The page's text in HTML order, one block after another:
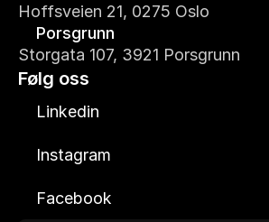
Hoffsveien 21, 0275 Oslo
Porsgrunn
Storgata 107, 3921 Porsgrunn
Følg oss
Linkedin
Instagram
Facebook